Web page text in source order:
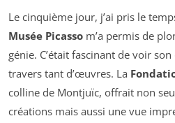
Le cinquième jour, j’ai pris le
Musée Picasso m’a permis de
génie. C’était fascinant de voir
travers tant d’œuvres. La
colline de Montjuïc, offrait non
créations mais aussi une vue